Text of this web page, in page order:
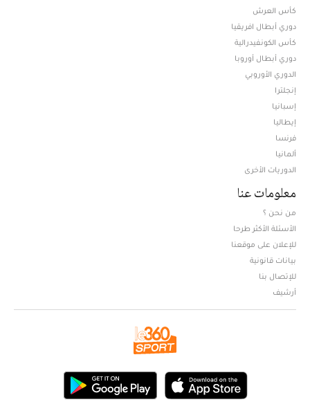
كأس العرش
دوري أبطال افريقيا
كأس الكونفيدرالية
دوري أبطال أوروبا
الدوري الأوروبي
إنجلترا
إسبانيا
إيطاليا
فرنسا
ألمانيا
الدوريات الأخرى
معلومات عنا
من نحن ؟
الأسئلة الأكثر طرحا
للإعلان على موقعنا
بيانات قانونية
للإتصال بنا
أرشيف